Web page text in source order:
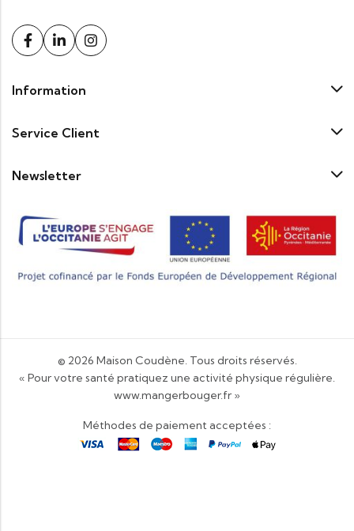
Information
Service Client
Newsletter
© 2026 Maison Coudène. Tous droits réservés.
« Pour votre santé pratiquez une activité physique régulière.
www.mangerbouger.fr »
Méthodes de paiement acceptées :